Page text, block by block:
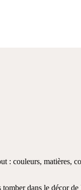
couleurs, matières,
dans le décor de